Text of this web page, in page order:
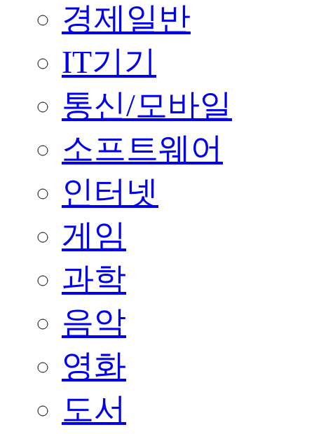
경제일반
IT기기
통신/모바일
소프트웨어
인터넷
게임
과학
음악
영화
도서